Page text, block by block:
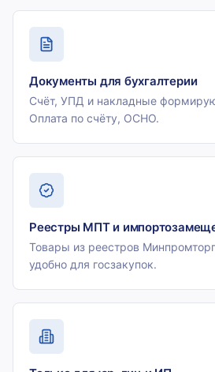
Документы для бухгалтерии
Счёт, УПД и накладные
Оплата по счёту, ОСНО.
Реестры МПТ и
Товары из реестров
удобно для госзакупок.